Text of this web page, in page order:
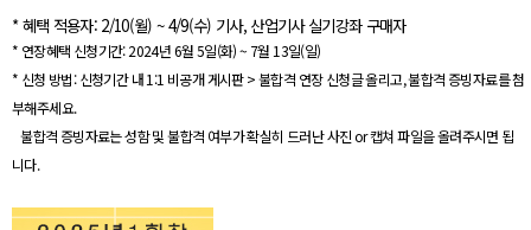
* 혜택 적용자: 2/10(월) ~ 4/9(수) 기사, 산업기사 실기강좌 구매자
* 연장혜택 신청기간: 2024년 6월 5일(화) ~ 7월 13일(일)
* 신청 방법: 신청기간 내 1:1 비공개 게시판 > 불합격 연장 신청글 올리고, 불합격 증빙자료를 첨
부해주세요.
불합격 증빙자료는 성함 및 불합격 여부가 확실히 드러난 사진 or 캡쳐 파일을 올려주시면 됩
니다.